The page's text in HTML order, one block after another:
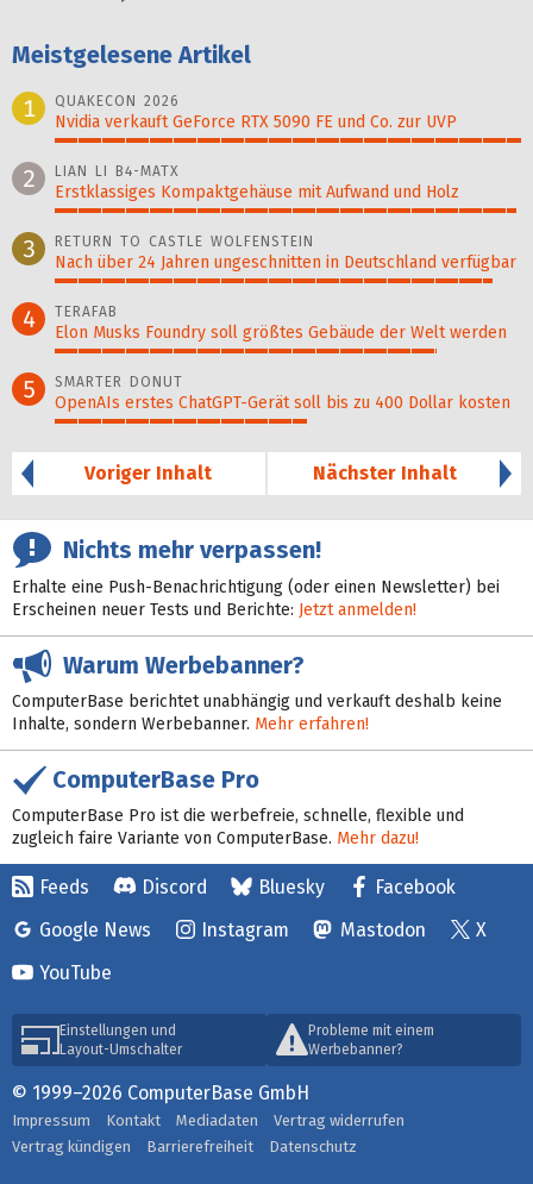
Meistgelesene Artikel
1
QUAKECON 2026
Nvidia verkauft GeForce RTX 5090 FE und Co. zur UVP
2 LIAN LI B4-MATX
Erstklassiges Kompaktgehäuse mit Aufwand und Holz
3 RETURN TO CASTLE WOLFENSTEIN
Nach über 24 Jahren ungeschnitten in Deutschland verfügbar
4 TERAFAB
Elon Musks Foundry soll größ­tes Gebäude der Welt werden
5 SMARTER DONUT
OpenAIs erstes ChatGPT-Gerät soll bis zu 400 Dollar kosten
Voriger Inhalt
Nächster Inhalt
Nichts mehr verpassen!
Erhalte eine Push-Benachrichtigung (oder einen Newsletter) bei
Erscheinen neuer Tests und Berichte: Jetzt anmelden!
Warum Werbebanner?
ComputerBase berichtet unabhängig und verkauft deshalb keine
Inhalte, sondern Werbebanner. Mehr erfahren!
ComputerBase Pro
ComputerBase Pro ist die werbefreie, schnelle, flexible und
zugleich faire Variante von ComputerBase. Mehr dazu!
Feeds Discord Bluesky
Facebook
Google News
Instagram Mastodon
X
YouTube
Einstellungen und
Layout-Umschalter
Probleme mit einem
Werbebanner?
© 1999–2026 ComputerBase GmbH
Impressum Kontakt Mediadaten
Vertrag widerrufen
Vertrag kündigen
Barrierefreiheit Datenschutz